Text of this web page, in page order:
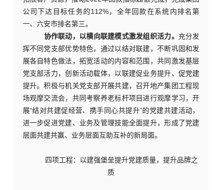
公司下达目标任务的112%，全年回款在系统内排名第
一、六安市排名第三。
协作联动，以横向联建模式激发组织活力。 充分发
挥不同党支部优势特色，通过以结对联建，不断巩固和发
展各自特色做法，拓宽活动的内容和范围，共同激发基层
党支部活力，创新活动载体，以联建促业务提升、促党建
提升。积极与机关党支部开展共建，召开地产集团工程现
场观摩交流会，共同考察养老标杆项目进行观摩学习，开
展“结对共建促经营、携手同心共提升”的党建共建活动，
进一步促进党建、业务及管理技能全面提升，形成了党建
层面共建共赢、业务层面互助互补的新局面。
四项工程：以建强堡垒提升党建质量，提升品牌之
质